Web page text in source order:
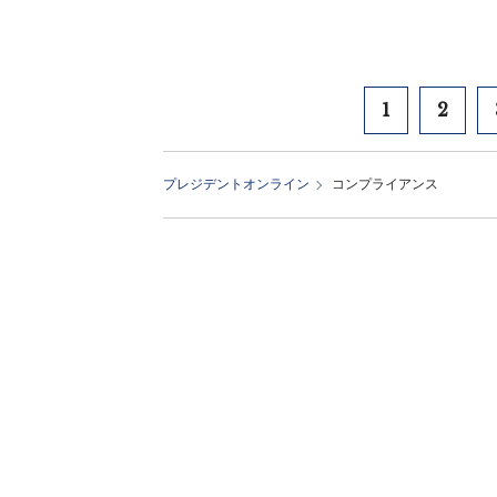
1 2
プレジデントオンライン コンプライアンス